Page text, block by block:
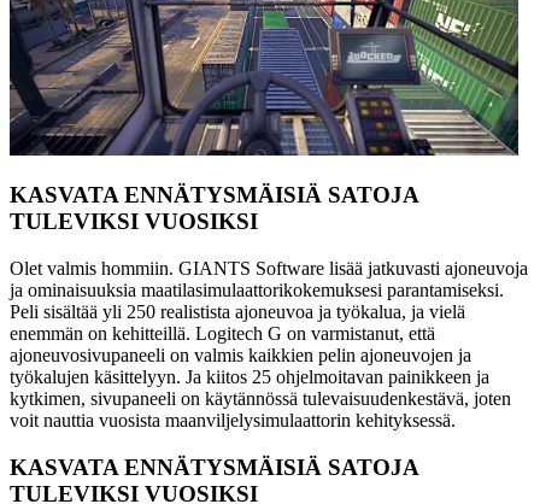
KASVATA ENNÄTYSMÄISIÄ SATOJA
TULEVIKSI VUOSIKSI
Olet valmis hommiin. GIANTS Software lisää jatkuvasti ajoneuvoja
ja ominaisuuksia maatilasimulaattorikokemuksesi parantamiseksi.
Peli sisältää yli 250 realistista ajoneuvoa ja työkalua, ja vielä
enemmän on kehitteillä. Logitech G on varmistanut, että
ajoneuvosivupaneeli on valmis kaikkien pelin ajoneuvojen ja
työkalujen käsittelyyn. Ja kiitos 25 ohjelmoitavan painikkeen ja
kytkimen, sivupaneeli on käytännössä tulevaisuudenkestävä, joten
voit nauttia vuosista maanviljelysimulaattorin kehityksessä.
KASVATA ENNÄTYSMÄISIÄ SATOJA
TULEVIKSI VUOSIKSI